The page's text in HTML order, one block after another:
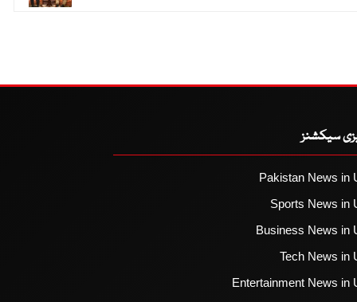
سیکشنز
Pakistan News in
Sports News in
Business News in
Tech News in
Entertainment News in